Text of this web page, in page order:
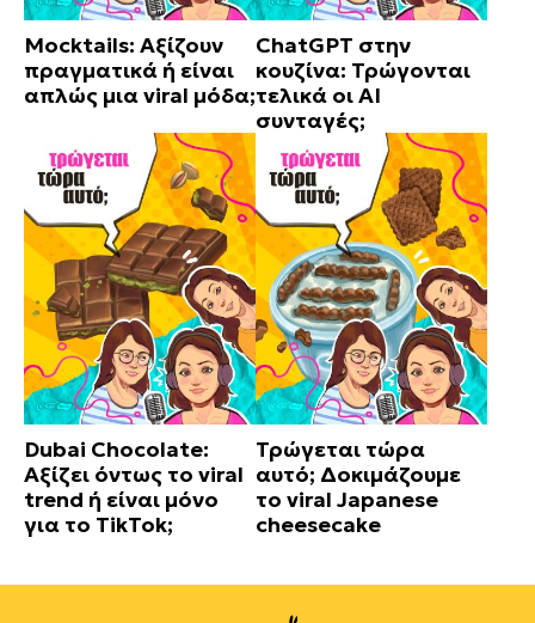
Mocktails: Αξίζουν
πραγματικά ή είναι
απλώς μια viral μόδα;
ChatGPT στην
κουζίνα: Τρώγονται
τελικά οι AI
συνταγές;
Dubai Chocolate:
Αξίζει όντως το viral
trend ή είναι μόνο
για το TikTok;
Τρώγεται τώρα
αυτό; Δοκιμάζουμε
το viral Japanese
cheesecake